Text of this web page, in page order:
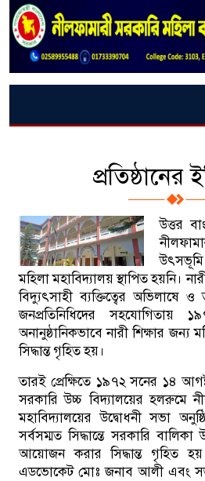
প্রতিষ্ঠানের
উত্তর
উৎসভূমি
মহিলা মহাবিদ্যালয় স্থাপিত হয়নি।
বিদ্যুৎসাহী ব্যক্তিত্বের অভিলাষে ও
জনপ্রতিনিধিদের
অনানুষ্ঠানিকভাবে নারী শিক্ষার জন্য
সিদ্ধান্ত গৃহিত হয়।
তারই প্রেক্ষিতে ১৯৭২ সনের ১৪
সরকারি উচ্চ বিদ্যালয়ের হলরুমে
মহাবিদ্যালয়ের উদ্বোধনী সভা
সর্বসম্মত সিদ্ধান্তে সরকারি বালিকা
আয়োজন করার সিদ্ধান্ত গৃহিত
এডভোকেট মোঃ জনাব আলী এবং